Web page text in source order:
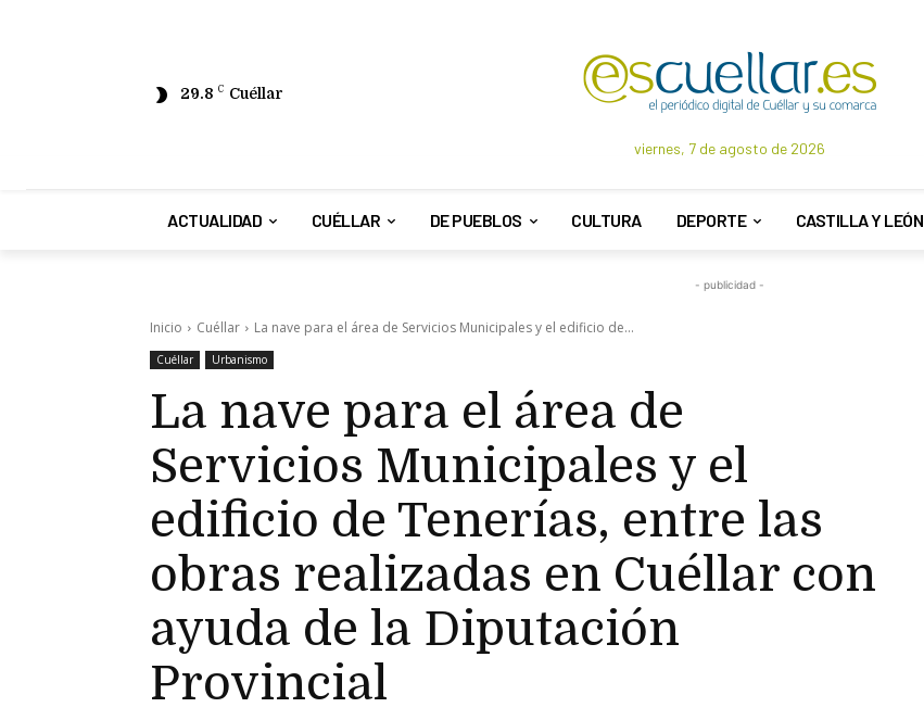
29.8 C Cuéllar
viernes, 7 de agosto de 2026
ACTUALIDAD CUÉLLAR DE PUEBLOS CULTURA DEPORTE CASTILLA Y LEÓN
- publicidad -
Inicio Cuéllar La nave para el área de Servicios Municipales y el edificio de...
Cuéllar Urbanismo
La nave para el área de
Servicios Municipales y el
edificio de Tenerías, entre las
obras realizadas en Cuéllar con
ayuda de la Diputación
Provincial